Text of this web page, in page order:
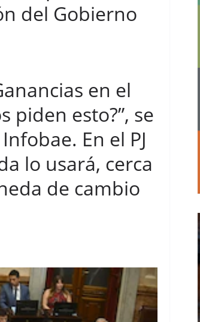
del Gobierno
en el
piden esto?”, se
En el PJ
lo usará, cerca
de cambio